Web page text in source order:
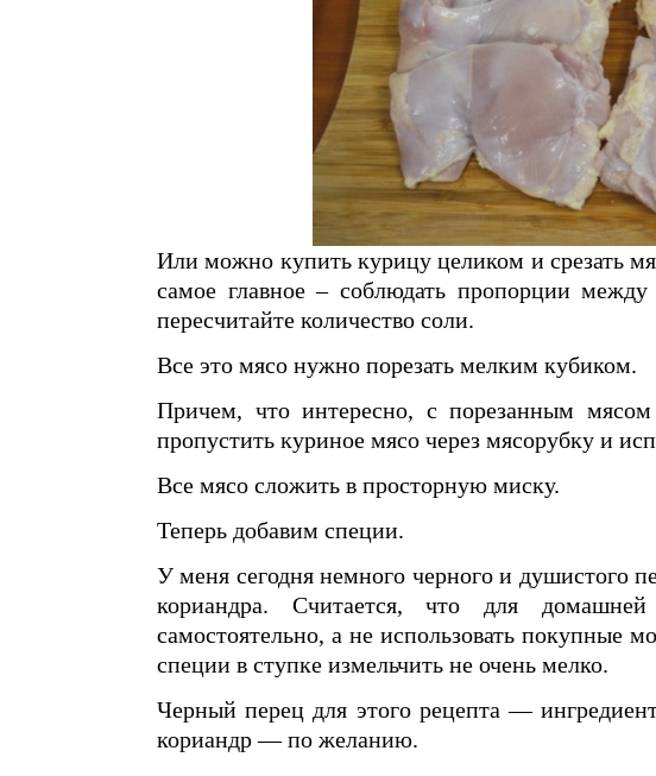
Или можно купить курицу целиком и срезать
самое главное – соблюдать пропорции
пересчитайте количество соли.
Все это мясо нужно порезать мелким кубиком.
Причем, что интересно, с порезанным мясом
пропустить куриное мясо через мясорубку и
Все мясо сложить в просторную миску.
Теперь добавим специи.
У меня сегодня немного черного и душистого
кориандра. Считается, что для
самостоятельно, а не использовать покупные
специи в ступке измельчить не очень мелко.
Черный перец для этого рецепта —
кориандр — по желанию.